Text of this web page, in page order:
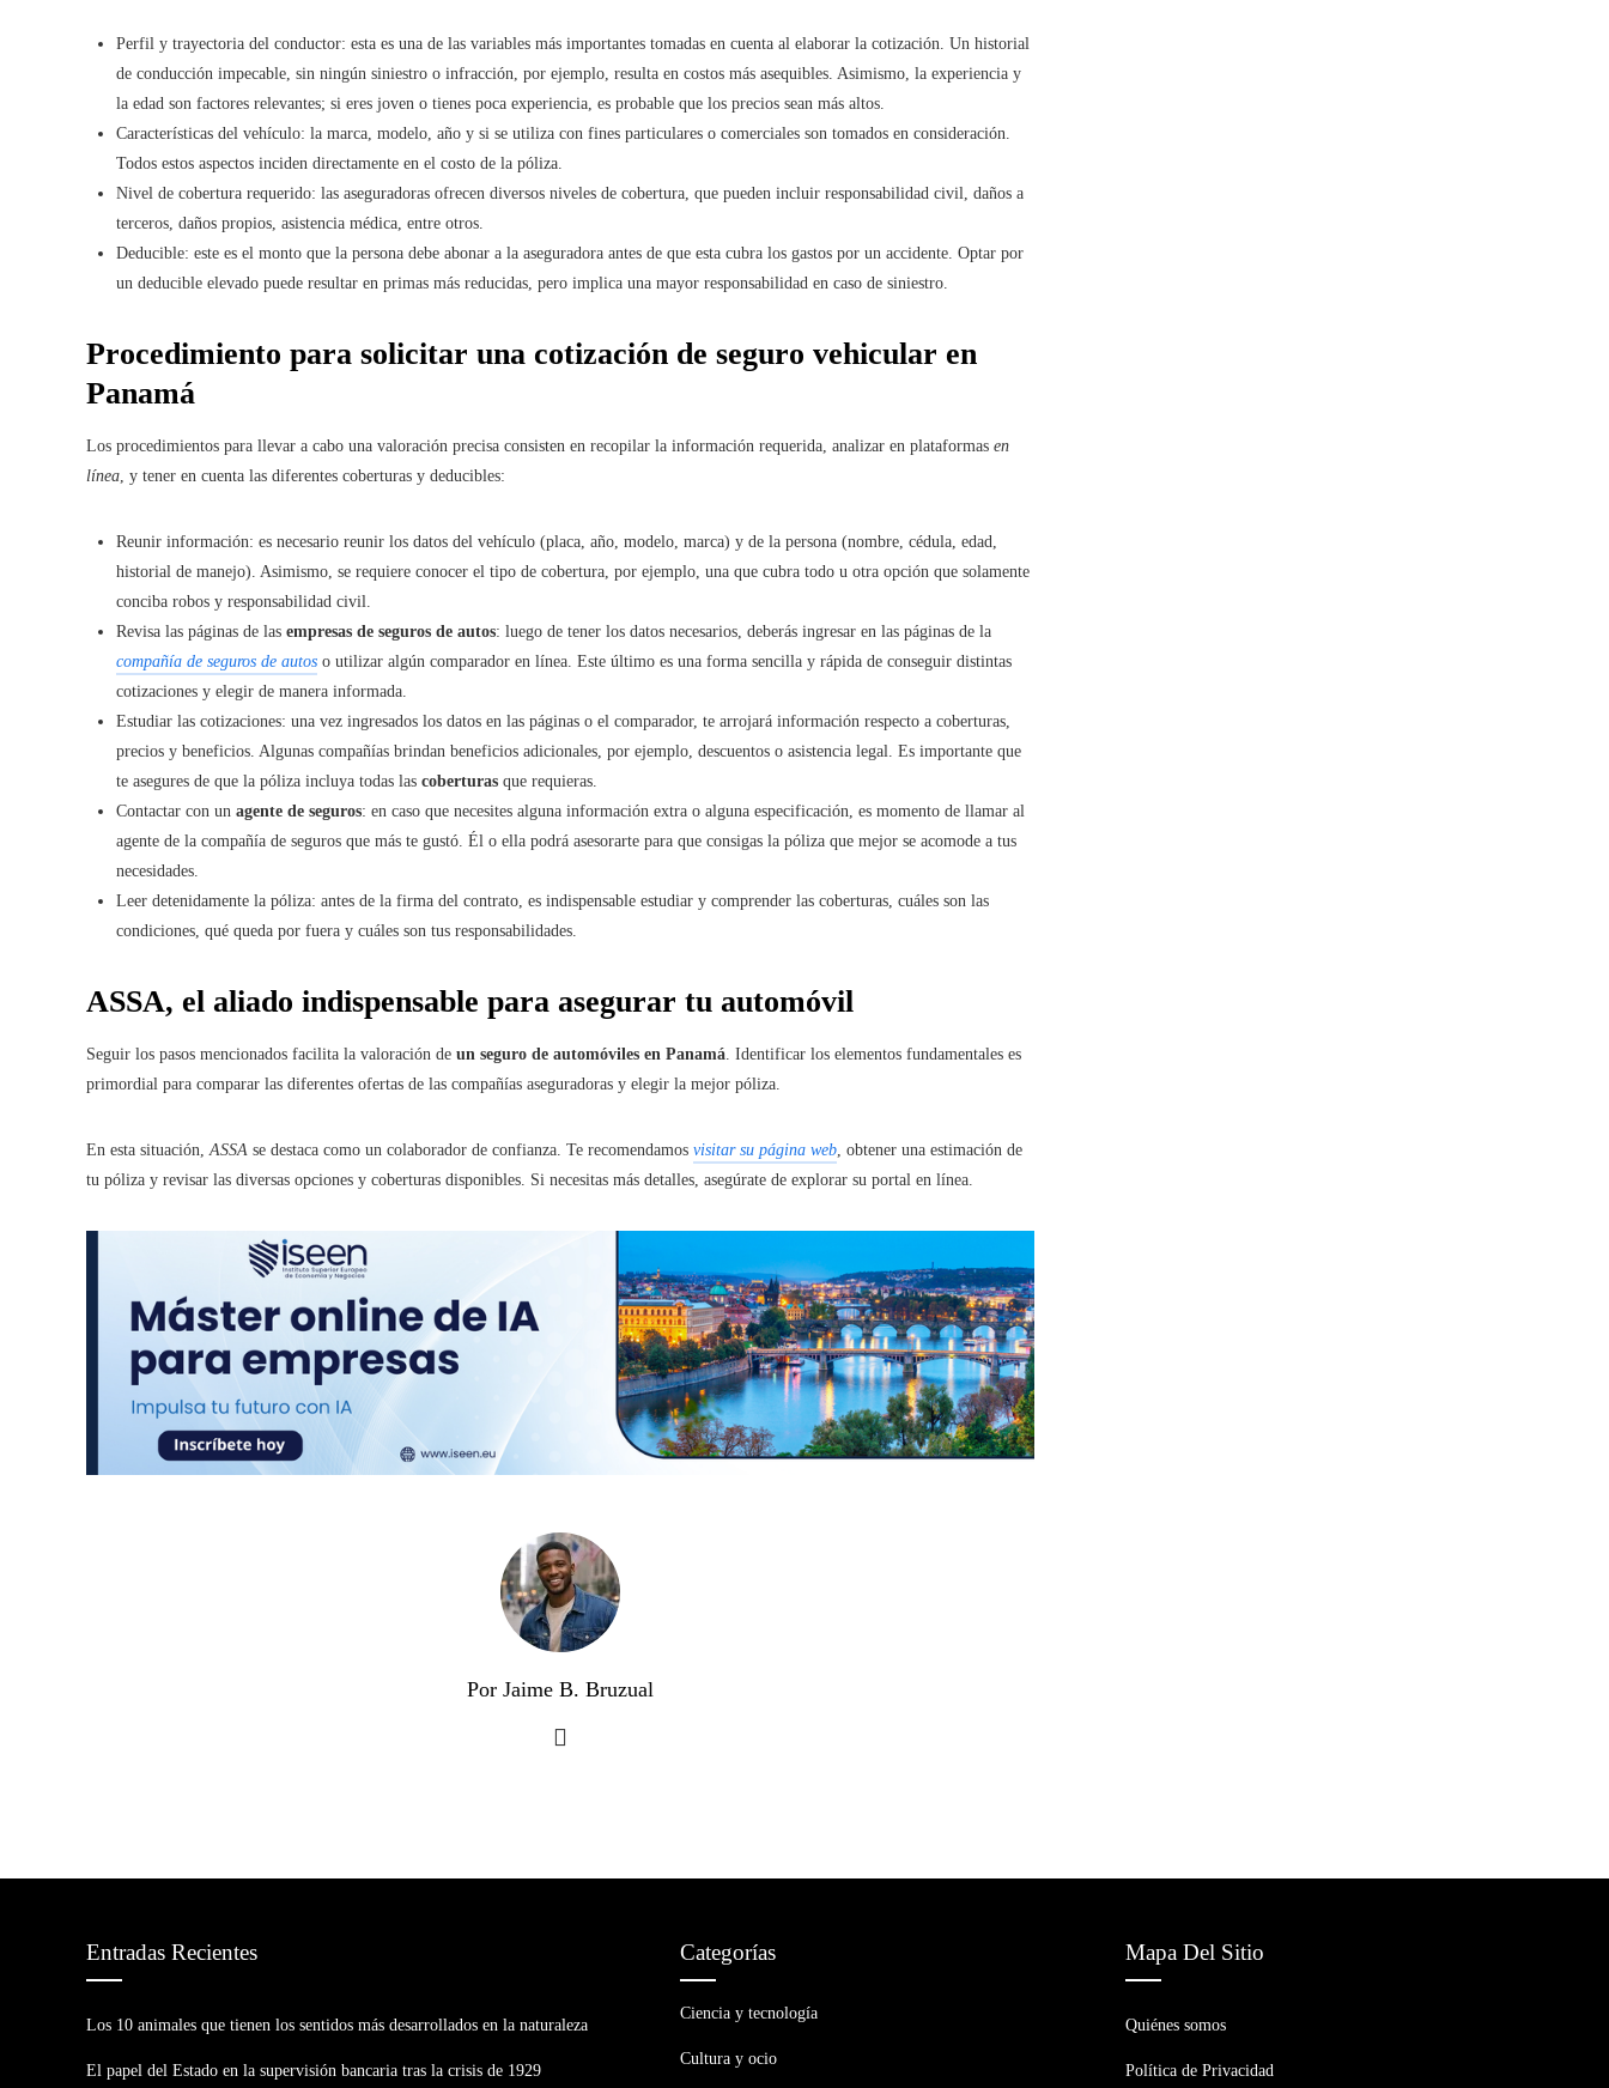
Perfil y trayectoria del conductor: esta es una de las variables más importantes tomadas en cuenta al elaborar la cotización. Un historial
de conducción impecable, sin ningún siniestro o infracción, por ejemplo, resulta en costos más asequibles. Asimismo, la experiencia y
la edad son factores relevantes; si eres joven o tienes poca experiencia, es probable que los precios sean más altos.
Características del vehículo: la marca, modelo, año y si se utiliza con fines particulares o comerciales son tomados en consideración.
Todos estos aspectos inciden directamente en el costo de la póliza.
Nivel de cobertura requerido: las aseguradoras ofrecen diversos niveles de cobertura, que pueden incluir responsabilidad civil, daños a
terceros, daños propios, asistencia médica, entre otros.
Deducible: este es el monto que la persona debe abonar a la aseguradora antes de que esta cubra los gastos por un accidente. Optar por
un deducible elevado puede resultar en primas más reducidas, pero implica una mayor responsabilidad en caso de siniestro.
Procedimiento para solicitar una cotización de seguro vehicular en
Panamá
Los procedimientos para llevar a cabo una valoración precisa consisten en recopilar la información requerida, analizar en plataformas en
línea , y tener en cuenta las diferentes coberturas y deducibles:
Reunir información: es necesario reunir los datos del vehículo (placa, año, modelo, marca) y de la persona (nombre, cédula, edad,
historial de manejo). Asimismo, se requiere conocer el tipo de cobertura, por ejemplo, una que cubra todo u otra opción que solamente
conciba robos y responsabilidad civil.
Revisa las páginas de las empresas de seguros de autos: luego de tener los datos necesarios, deberás ingresar en las páginas de la
compañía de seguros de autos o utilizar algún comparador en línea. Este último es una forma sencilla y rápida de conseguir distintas
cotizaciones y elegir de manera informada.
Estudiar las cotizaciones: una vez ingresados los datos en las páginas o el comparador, te arrojará información respecto a coberturas,
precios y beneficios. Algunas compañías brindan beneficios adicionales, por ejemplo, descuentos o asistencia legal. Es importante que
te asegures de que la póliza incluya todas las coberturas que requieras.
Contactar con un agente de seguros: en caso que necesites alguna información extra o alguna especificación, es momento de llamar al
agente de la compañía de seguros que más te gustó. Él o ella podrá asesorarte para que consigas la póliza que mejor se acomode a tus
necesidades.
Leer detenidamente la póliza: antes de la firma del contrato, es indispensable estudiar y comprender las coberturas, cuáles son las
condiciones, qué queda por fuera y cuáles son tus responsabilidades.
ASSA, el aliado indispensable para asegurar tu automóvil
Seguir los pasos mencionados facilita la valoración de un seguro de automóviles en Panamá . Identificar los elementos fundamentales es
primordial para comparar las diferentes ofertas de las compañías aseguradoras y elegir la mejor póliza.
En esta situación, ASSA se destaca como un colaborador de confianza. Te recomendamos visitar su página web , obtener una estimación de
tu póliza y revisar las diversas opciones y coberturas disponibles. Si necesitas más detalles, asegúrate de explorar su portal en línea.
Por Jaime B. Bruzual
Entradas Recientes
Los 10 animales que tienen los sentidos más desarrollados en la naturaleza
El papel del Estado en la supervisión bancaria tras la crisis de 1929
Categorías
Ciencia y tecnología
Cultura y ocio
Mapa Del Sitio
Quiénes somos
Política de Privacidad